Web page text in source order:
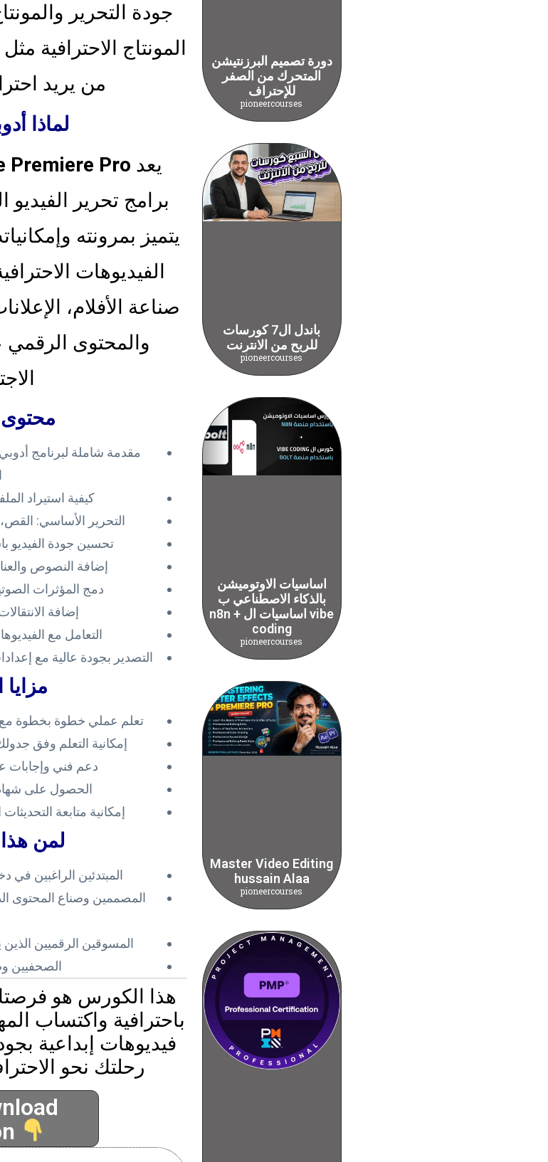
جودة التحرير
المونتاج الاحترافية مثل
من يريد
لماذا
يعد Premiere Pro
برامج تحرير
يتميز بمرونته
الفيديوهات
صناعة الأفلام،
والمحتوى
مقدمة شاملة لبرنامج
كيفية استيراد
التحرير الأساسي: القص،
تحسين جودة الفيديو
إضافة النصوص
دمج المؤثرات
إضافة
التعامل مع
التصدير بجودة عالية مع
تعلم عملي خطوة بخطوة مع
إمكانية التعلم وفق
دعم فني وإجابات
الحصول على
إمكانية متابعة
لمن
المبتدئين الراغبين في
المصممين وصناع المحتوى
المسوقين الرقميين
الصحفيين
هذا الكورس هو فرصتك
باحترافية واكتساب
فيديوهات إبداعية
رحلتك نحو
دورة تصميم البرزنتيشن
المتحرك من الصفر
للإحتراف
pioneercourses
باندل ال7 كورسات
للربح من الانترنت
pioneercourses
اساسيات الاوتوميشن
بالذكاء الاصطناعي ب
n8n + اساسيات ال vibe
coding
pioneercourses
Master Video Editing
hussain Alaa
pioneercourses